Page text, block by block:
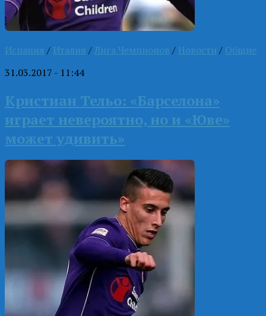
Испания / Италия /Лига Чемпионов / Новости / Общие
31.03.2017 - 11:44
Кристиан Тельо: «Барселона»
играет невероятно, но и «Юве»
может удивить»